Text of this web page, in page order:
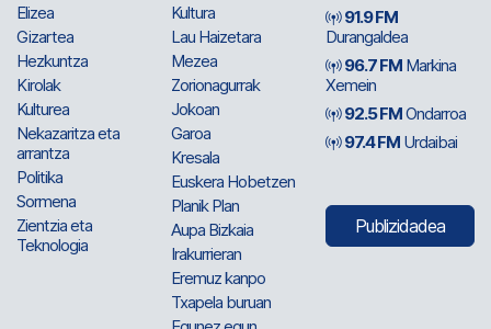
Elizea
Gizartea
Hezkuntza
Kirolak
Kulturea
Nekazaritza eta
arrantza
Politika
Sormena
Zientzia eta
Teknologia
Kultura
Lau Haizetara
Mezea
Zorionagurrak
Jokoan
Garoa
Kresala
Euskera Hobetzen
Planik Plan
Aupa Bizkaia
Irakurrieran
Eremuz kanpo
Txapela buruan
91.9 FM
Durangaldea
96.7 FM Markina
Xemein
92.5 FMOndarroa
97.4 FM Urdaibai
Publizidadea